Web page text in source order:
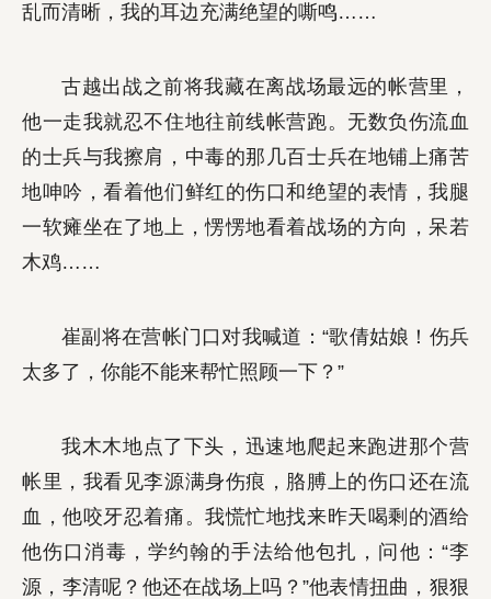
乱而清晰，我的耳边充满绝望的嘶鸣……
古越出战之前将我藏在离战场最远的帐营里，
他一走我就忍不住地往前线帐营跑。无数负伤流血
的士兵与我擦肩，中毒的那几百士兵在地铺上痛苦
地呻吟，看着他们鲜红的伤口和绝望的表情，我腿
一软瘫坐在了地上，愣愣地看着战场的方向，呆若
木鸡……
崔副将在营帐门口对我喊道：“歌倩姑娘！伤兵
太多了，你能不能来帮忙照顾一下？”
我木木地点了下头，迅速地爬起来跑进那个营
帐里，我看见李源满身伤痕，胳膊上的伤口还在流
血，他咬牙忍着痛。我慌忙地找来昨天喝剩的酒给
他伤口消毒，学约翰的手法给他包扎，问他：“李
源，李清呢？他还在战场上吗？”他表情扭曲，狠狠